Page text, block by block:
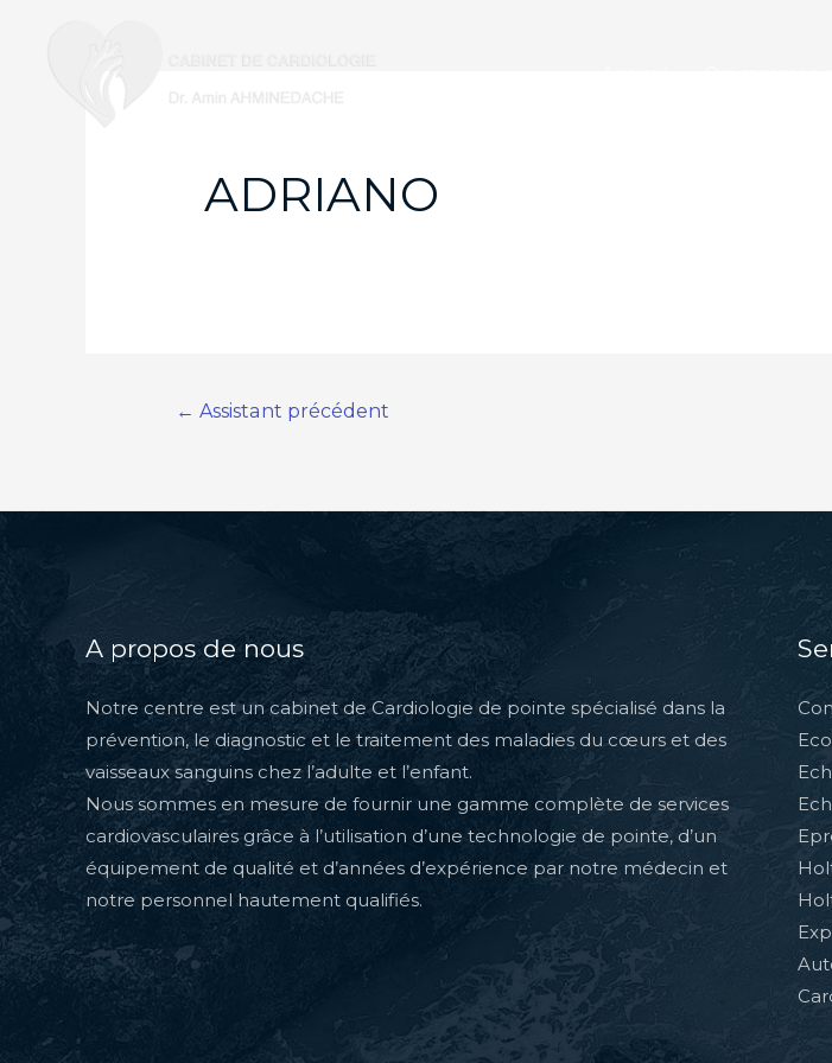
ADRIANO
Navigation
l’article
← Assistant précédent
A propos de nous
Notre centre est un cabinet de Cardiologie de pointe spécialisé dans la
prévention, le diagnostic et le traitement des maladies du cœurs et des
vaisseaux sanguins chez l’adulte et l’enfant.
Nous sommes en mesure de fournir une gamme complète de services
cardiovasculaires grâce à l’utilisation d’une technologie de pointe, d’un
équipement de qualité et d’années d’expérience par notre médecin et
notre personnel hautement qualifiés.